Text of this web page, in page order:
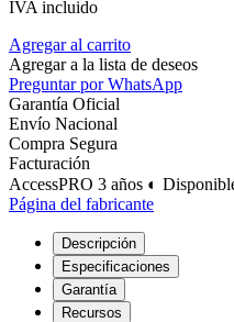
IVA incluido
Agregar al carrito
Agregar a la lista de deseos
Preguntar por WhatsApp
Garantía Oficial
Envío Nacional
Compra Segura
Facturación
AccessPRO 3 años ◐
Página del fabricante
Descripción
Especificaciones
Garantía
Recursos